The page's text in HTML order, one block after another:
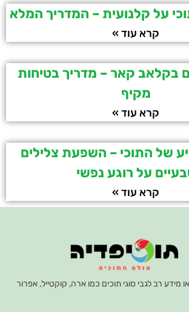
על קלנועית – המדריך המלא
קרא עוד »
בקלאב קאר – מדריך בטיחות
מקיף
קרא עוד »
של התוכי – השפעת צלילים
על רוגע נפשי
קרא עוד »
מידע רב לגבי סוגי תוכים כמו ארה, קוקטייל, אפרור